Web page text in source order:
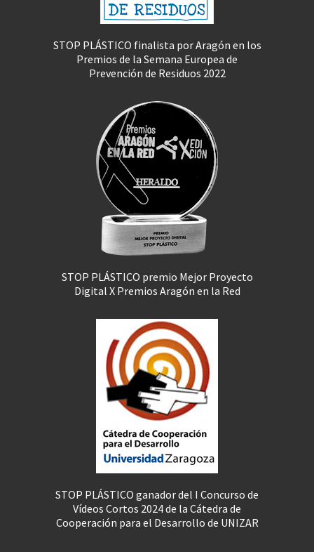
STOP PLÁSTICO finalista por Aragón en los
Premios de la Semana Europea de
Prevención de Residuos 2022
STOP PLÁSTICO premio Mejor Proyecto
Digital X Premios Aragón en la Red
STOP PLÁSTICO ganador del I Concurso de
Vídeos Cortos 2024 de la Cátedra de
Cooperación para el Desarrollo de UNIZAR